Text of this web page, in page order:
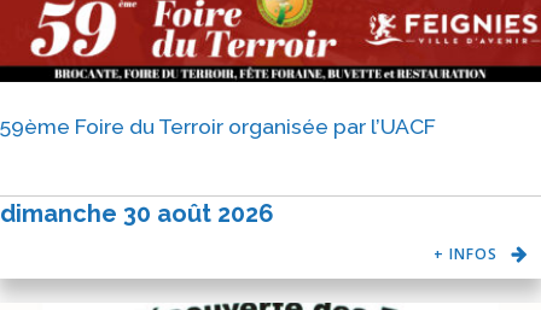
59ème Foire du Terroir organisée par l’UACF
dimanche 30 août 2026
+ INFOS